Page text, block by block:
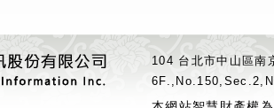
104 台北市中山區